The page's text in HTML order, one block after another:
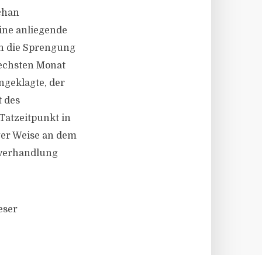
anliegende
die Sprengung
Monat
der
des
in
Weise an dem